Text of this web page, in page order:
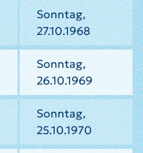
Sonntag,
27.10.1968
Sonntag,
26.10.1969
Sonntag,
25.10.1970